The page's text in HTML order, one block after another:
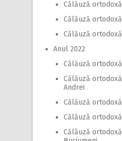
Călăuză ortodoxă
Călăuză
Călăuză
Anul 2022
Călăuză
Călăuză
Andrei
Călăuză
Călăuză
Călăuză